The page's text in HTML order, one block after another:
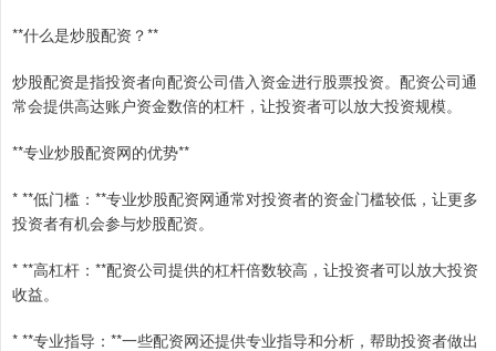
**什么是炒股配资？**
炒股配资是指投资者向配资公司借入资金进行股票投资。配资公司通
常会提供高达账户资金数倍的杠杆，让投资者可以放大投资规模。
**专业炒股配资网的优势**
* **低门槛：**专业炒股配资网通常对投资者的资金门槛较低，让更多
投资者有机会参与炒股配资。
* **高杠杆：**配资公司提供的杠杆倍数较高，让投资者可以放大投资
收益。
* **专业指导：**一些配资网还提供专业指导和分析，帮助投资者做出